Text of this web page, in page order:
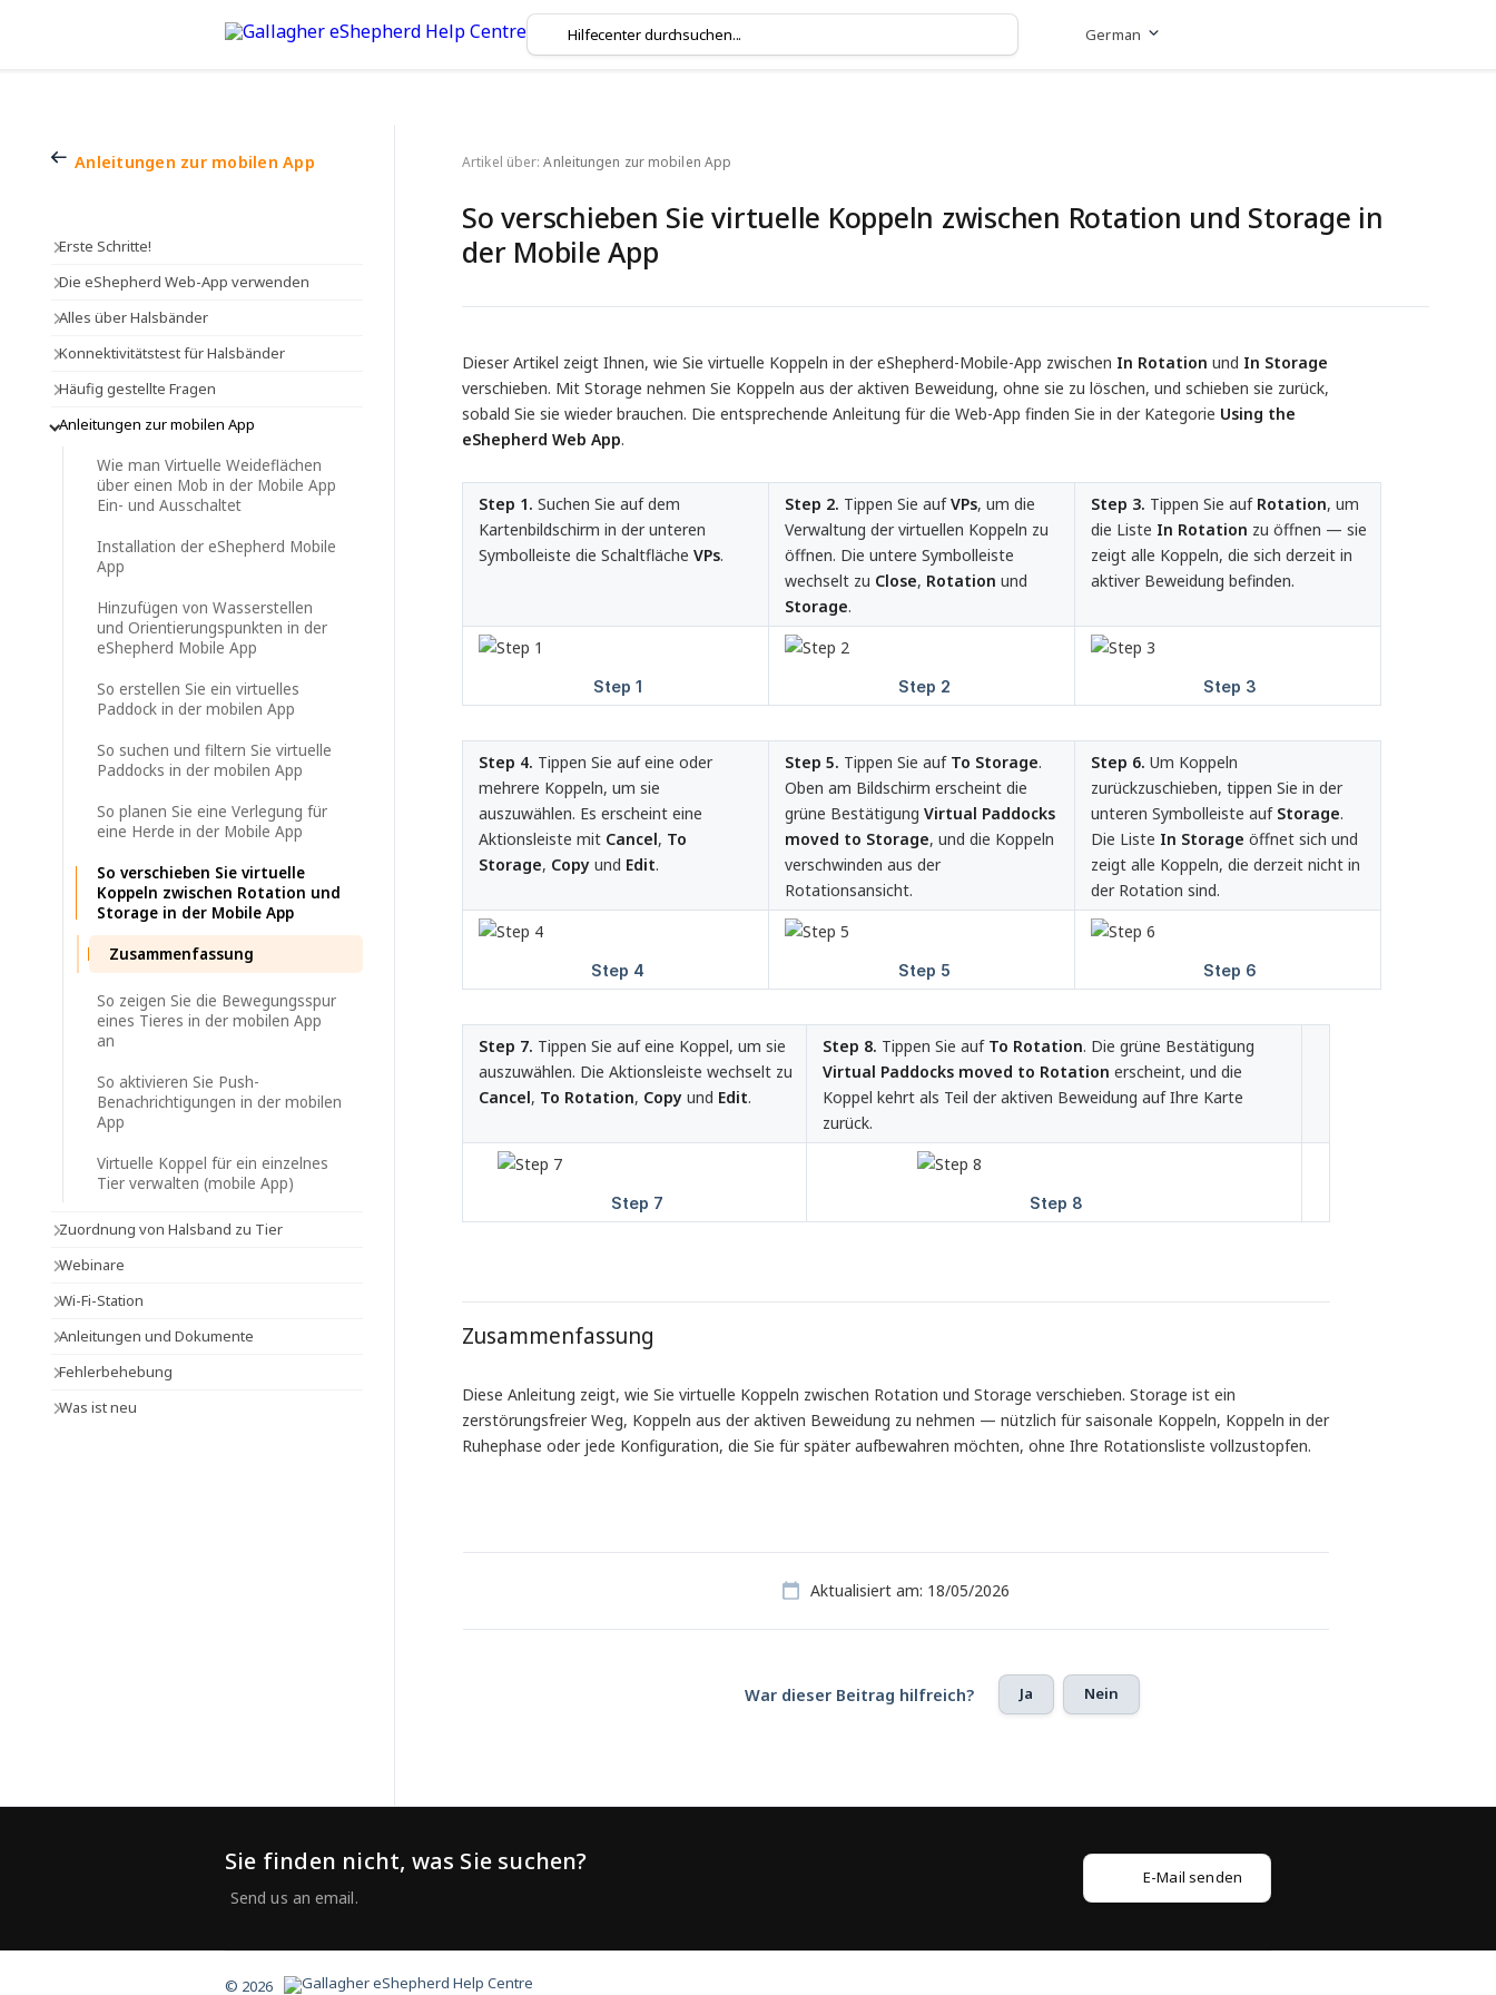
German
Anleitungen zur mobilen App
Erste Schritte!
Die eShepherd Web-App verwenden
Alles über Halsbänder
Konnektivitätstest für Halsbänder
Häufig gestellte Fragen
Anleitungen zur mobilen App
Wie man Virtuelle Weideflächen
über einen Mob in der Mobile App
Ein- und Ausschaltet
Installation der eShepherd Mobile
App
Hinzufügen von Wasserstellen
und Orientierungspunkten in der
eShepherd Mobile App
So erstellen Sie ein virtuelles
Paddock in der mobilen App
So suchen und filtern Sie virtuelle
Paddocks in der mobilen App
So planen Sie eine Verlegung für
eine Herde in der Mobile App
So verschieben Sie virtuelle
Koppeln zwischen Rotation und
Storage in der Mobile App
Zusammenfassung
So zeigen Sie die Bewegungsspur
eines Tieres in der mobilen App
an
So aktivieren Sie Push-
Benachrichtigungen in der mobilen
App
Virtuelle Koppel für ein einzelnes
Tier verwalten (mobile App)
Zuordnung von Halsband zu Tier
Webinare
Wi-Fi-Station
Anleitungen und Dokumente
Fehlerbehebung
Was ist neu
Artikel über: Anleitungen zur mobilen App
So verschieben Sie virtuelle Koppeln zwischen Rotation und Storage in
der Mobile App
Dieser Artikel zeigt Ihnen, wie Sie virtuelle Koppeln in der eShepherd-Mobile-App zwischen In Rotation und In Storage
verschieben. Mit Storage nehmen Sie Koppeln aus der aktiven Beweidung, ohne sie zu löschen, und schieben sie zurück,
sobald Sie sie wieder brauchen. Die entsprechende Anleitung für die Web-App finden Sie in der Kategorie Using the
eShepherd Web App.
Step 1. Suchen Sie auf dem
Kartenbildschirm in der unteren
Symbolleiste die Schaltfläche VPs.
Step 2. Tippen Sie aufVPs, um die
Verwaltung der virtuellen Koppeln zu
öffnen. Die untere Symbolleiste
wechselt zu Close, Rotation und
Storage.
Step 3. Tippen Sie auf Rotation, um
die Liste In Rotation zu öffnen — sie
zeigt alle Koppeln, die sich derzeit in
aktiver Beweidung befinden.
Step 4. Tippen Sie auf eine oder
mehrere Koppeln, um sie
auszuwählen. Es erscheint eine
Aktionsleiste mit Cancel, To
Storage, Copy und Edit.
Step 5. Tippen Sie auf To Storage.
Oben am Bildschirm erscheint die
grüne Bestätigung Virtual Paddocks
moved to Storage, und die Koppeln
verschwinden aus der
Rotationsansicht.
Step 6. Um Koppeln
zurückzuschieben, tippen Sie in der
unteren Symbolleiste auf Storage.
Die Liste In Storage öffnet sich und
zeigt alle Koppeln, die derzeit nicht in
der Rotation sind.
Step 7. Tippen Sie auf eine Koppel, um sie
auszuwählen. Die Aktionsleiste wechselt zu
Cancel, To Rotation, Copy und Edit.
Step 8. Tippen Sie auf To Rotation. Die grüne Bestätigung
Virtual Paddocks moved to Rotation erscheint, und die
Koppel kehrt als Teil der aktiven Beweidung auf Ihre Karte
zurück.
Zusammenfassung
Diese Anleitung zeigt, wie Sie virtuelle Koppeln zwischen Rotation und Storage verschieben. Storage ist ein
zerstörungsfreier Weg, Koppeln aus der aktiven Beweidung zu nehmen — nützlich für saisonale Koppeln, Koppeln in der
Ruhephase oder jede Konfiguration, die Sie für später aufbewahren möchten, ohne Ihre Rotationsliste vollzustopfen.
Aktualisiert am: 18/05/2026
War dieser Beitrag hilfreich? Ja Nein
Sie finden nicht, was Sie suchen?
E-Mail senden
© 2026